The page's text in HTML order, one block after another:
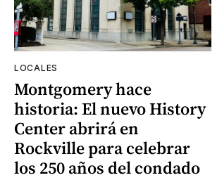
LOCALES
Montgomery hace
historia: El nuevo History
Center abrirá en
Rockville para celebrar
los 250 años del condado